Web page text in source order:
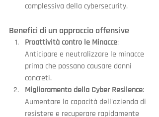
complessiva della cybersecurity.
Benefici di un approccio offensive
Proattività contro le Minacce:
Anticipare e neutralizzare le minacce
prima che possano causare danni
concreti.
Miglioramento della Cyber Resilence:
Aumentare la capacità dell'azienda di
resistere e recuperare rapidamente